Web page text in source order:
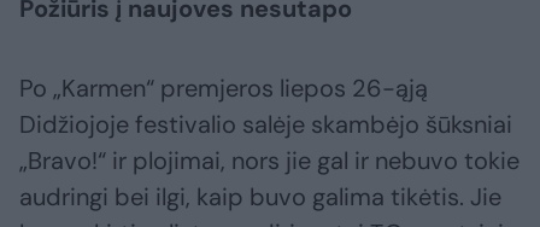
Požiūris į naujoves nesutapo
Po „Karmen“ premjeros liepos 26-ąją
Didžiojoje festivalio salėje skambėjo šūksniai
„Bravo!“ ir plojimai, nors jie gal ir nebuvo tokie
audringi bei ilgi, kaip buvo galima tikėtis. Jie